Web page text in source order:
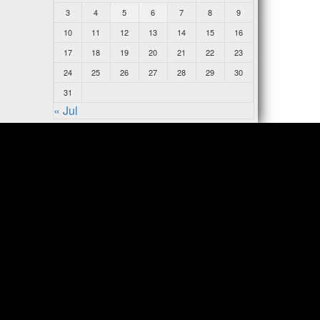
3
4 5 6 7 8
9
10
11 12 13 14 15
16
17
18 19 20 21 22
23
24
25 26 27 28 29
30
31
« Jul